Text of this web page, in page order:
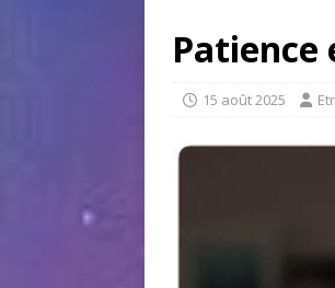
Patience
15 août 2025